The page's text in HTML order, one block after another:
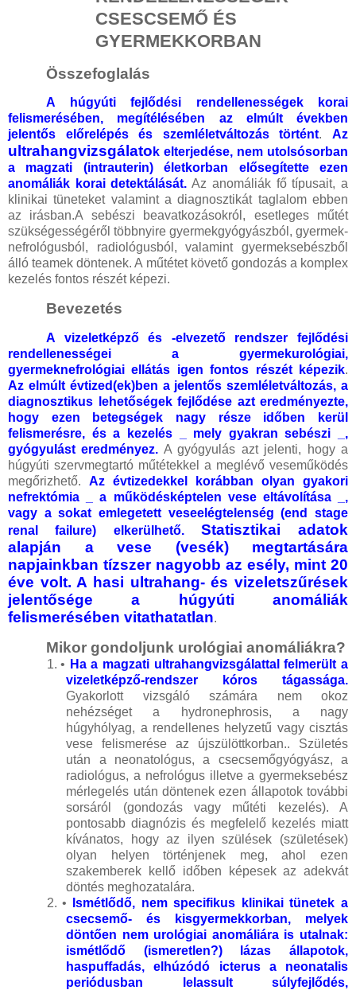
CSESCSEMŐ ÉS
GYERMEKKORBAN
Összefoglalás
A húgyúti fejlődési rendellenességek korai
felismerésében, megítélésében az elmúlt években
jelentős előrelépés és szemléletváltozás történt.Az
ultrahangvizsgálato k elterjedése, nem utolsósorban
a magzati (intrauterin) életkorban elősegítette ezen
anomáliák korai detektálását. Az anomáliák fő típusait, a
klinikai tüneteket valamint a diagnosztikát taglalom ebben
az irásban.A sebészi beavatkozásokról, esetleges műtét
szükségességéről többnyire gyermekgyógyászból, gyermek-
nefrológusból, radiológusból, valamint gyermeksebészből
álló teamek döntenek. A műtétet követő gondozás a komplex
kezelés fontos részét képezi.
Bevezetés
A vizeletképző és -elvezető rendszer fejlődési
rendellenességei a gyermekurológiai,
gyermeknefrológiai ellátás igen fontos részét képezik.
Az elmúlt évtized(ek)ben a jelentős szemléletváltozás, a
diagnosztikus lehetőségek fejlődése azt eredményezte,
hogy ezen betegségek nagy része időben kerül
felismerésre, és a kezelés _ mely gyakran sebészi _,
gyógyulást eredményez. A gyógyulás azt jelenti, hogy a
húgyúti szervmegtartó műtétekkel a meglévő veseműködés
megőrizhető. Az évtizedekkel korábban olyan gyakori
nefrektómia _ a működésképtelen vese eltávolítása _,
vagy a sokat emlegetett veseelégtelenség (end stage
renal failure) elkerülhető.
Statisztikai adatok
alapján a vese (vesék) megtartására
napjainkban tízszer nagyobb az esély, mint 20
éve volt. A hasi ultrahang- és vizeletszűrések
jelentősége a húgyúti anomáliák
felismerésében vitathatatlan.
Mikor gondoljunk urológiai anomáliákra?
1. • Ha a magzati ultrahangvizsgálattal felmerült a
vizeletképző-rendszer kóros tágassága.
Gyakorlott vizsgáló számára nem okoz
nehézséget a hydronephrosis, a nagy
húgyhólyag, a rendellenes helyzetű vagy cisztás
vese felismerése az újszülöttkorban.. Születés
után a neonatológus, a csecsemőgyógyász, a
radiológus, a nefrológus illetve a gyermeksebész
mérlegelés után döntenek ezen állapotok további
sorsáról (gondozás vagy műtéti kezelés). A
pontosabb diagnózis és megfelelő kezelés miatt
kívánatos, hogy az ilyen szülések (születések)
olyan helyen történjenek meg, ahol ezen
szakemberek kellő időben képesek az adekvát
döntés meghozatalára.
2. •
Ismétlődő, nem specifikus klinikai tünetek a
csecsemő- és kisgyermekkorban, melyek
döntően nem urológiai anomáliára is utalnak:
ismétlődő (ismeretlen?) lázas állapotok,
haspuffadás, elhúzódó icterus a neonatalis
periódusban lelassult súlyfejlődés,